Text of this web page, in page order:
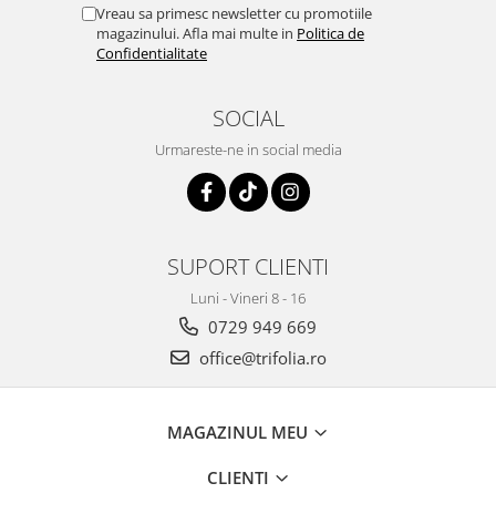
Vreau sa primesc newsletter cu promotiile
magazinului. Afla mai multe in Politica de
Confidentialitate
SOCIAL
Urmareste-ne in social media
SUPORT CLIENTI
Luni - Vineri 8 - 16
0729 949 669
office@trifolia.ro
MAGAZINUL MEU
CLIENTI